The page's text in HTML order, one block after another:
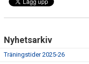
USM & CUPER 25/26
KIOSKSCHEMA
Nyhetsarkiv
Träningstider 2025-26